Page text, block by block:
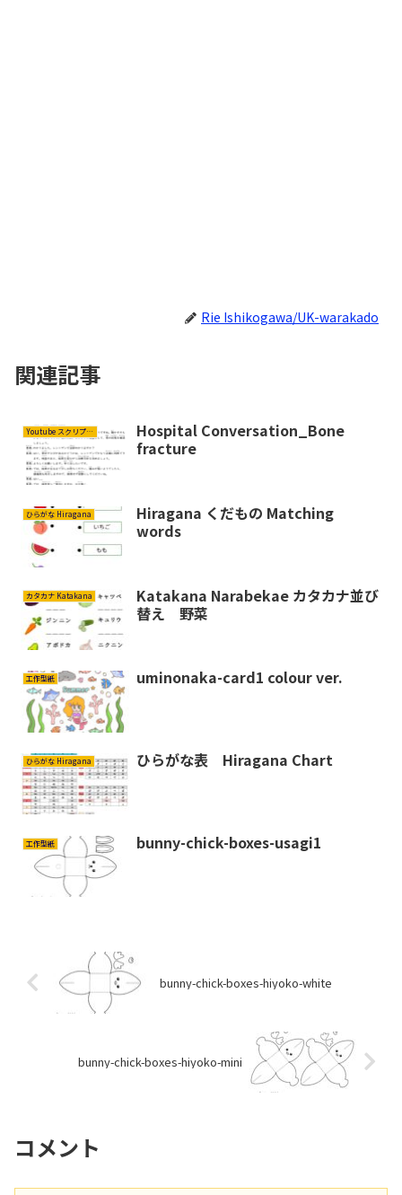
Rie Ishikogawa/UK-warakado
関連記事
Youtube スクリプト Script
Hospital Conversation_Bone
fracture
ひらがな Hiragana
Hiragana くだもの Matching
words
カタカナ Katakana
Katakana Narabekae カタカナ並び
替え 野菜
工作型紙 uminonaka-card1 colour ver.
ひらがな Hiragana ひらがな表 Hiragana Chart
工作型紙 bunny-chick-boxes-usagi1
bunny-chick-boxes-hiyoko-white
bunny-chick-boxes-hiyoko-mini
コメント